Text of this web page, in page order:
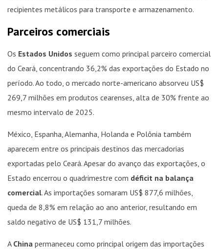
recipientes metálicos para transporte e armazenamento.
Parceiros comerciais
Os Estados Unidos seguem como principal parceiro comercial
do Ceará, concentrando 36,2% das exportações do Estado no
período. Ao todo, o mercado norte-americano absorveu US$
269,7 milhões em produtos cearenses, alta de 30% frente ao
mesmo intervalo de 2025.
México, Espanha, Alemanha, Holanda e Polônia também
aparecem entre os principais destinos das mercadorias
exportadas pelo Ceará. Apesar do avanço das exportações, o
Estado encerrou o quadrimestre com déficit na balança
comercial. As importações somaram US$ 877,6 milhões,
queda de 8,8% em relação ao ano anterior, resultando em
saldo negativo de US$ 131,7 milhões.
A China permaneceu como principal origem das importações